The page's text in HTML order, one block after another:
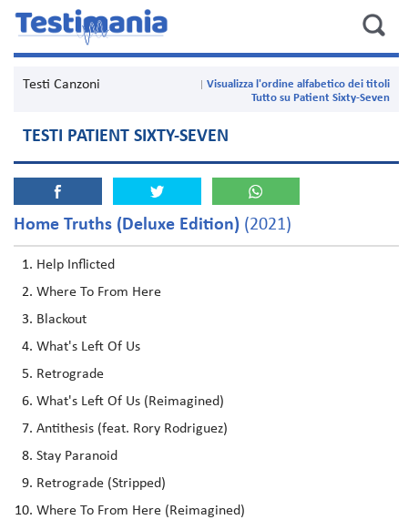
Testi Canzoni
Visualizza l'ordine alfabetico dei titoli
Tutto su Patient Sixty-Seven
TESTI PATIENT SIXTY-SEVEN
Home Truths (Deluxe Edition) (2021)
Help Inflicted
Where To From Here
Blackout
What's Left Of Us
Retrograde
What's Left Of Us (Reimagined)
Antithesis (feat. Rory Rodriguez)
Stay Paranoid
Retrograde (Stripped)
Where To From Here (Reimagined)